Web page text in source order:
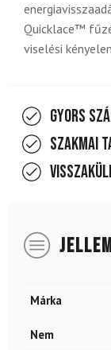
Quicklace™
viselési
Gyors
Szakmai
Márka
Nem